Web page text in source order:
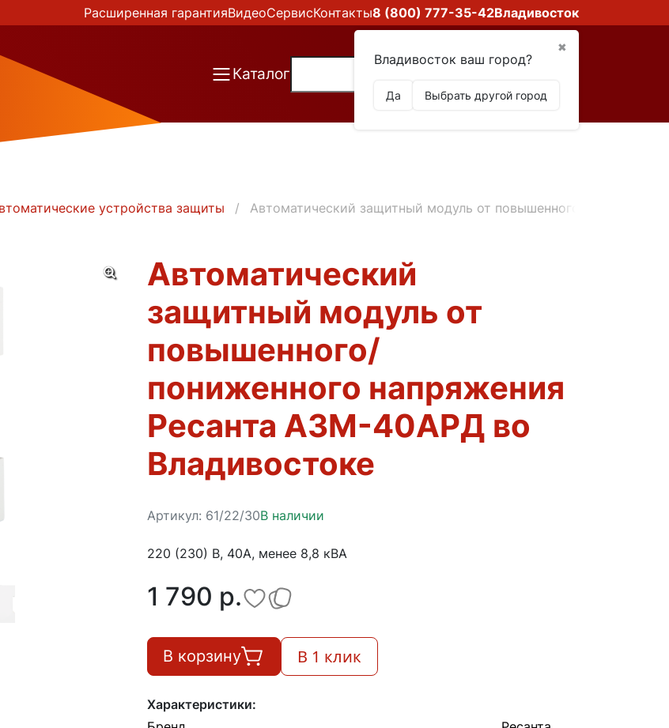
Расширенная гарантияВидеоСервисКонтакты8 (800) 777-35-42Владивосток
✖
Владивосток ваш город?
Да Выбрать другой город
Каталог
устройства защиты Автоматический защитный модуль от повышенного/
Автоматический
защитный модуль от
повышенного/
пониженного напряжения
Ресанта АЗМ-40АРД во
Владивостоке
Артикул: 61/22/30В наличии
220 (230) В, 40А, менее 8,8 кВА
1 790 p.
В корзину В 1 клик
Характеристики: